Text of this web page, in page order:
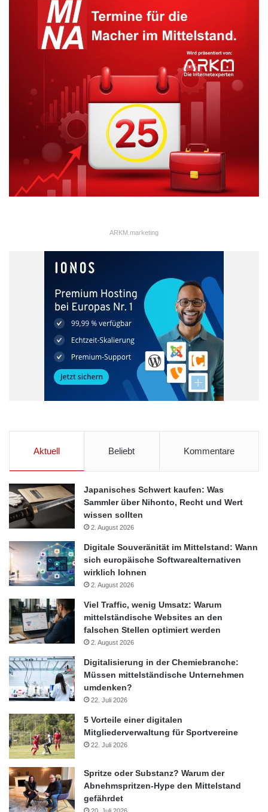
ARKM.marketing
Aktuell Beliebt Kommentare
Japanisches Schwert kaufen: Was
Sammler über Nihonto, Recht und Wert
wissen sollten
2. August 2026
Digitale Souveränität im Mittelstand: Wann
sich europäische Softwarealternativen
wirklich lohnen
2. August 2026
Viel Traffic, wenig Umsatz: Warum
mittelständische Websites an den
falschen Stellen optimiert werden
2. August 2026
Digitalisierung in der Chemiebranche:
Müssen mittelständische Unternehmen
umdenken?
22. Juli 2026
5 Vorteile einer digitalen
Mitgliederverwaltung für Sportvereine
22. Juli 2026
Spritze oder Substanz? Warum der
Abnehmspritzen-Hype den Mittelstand
gefährdet